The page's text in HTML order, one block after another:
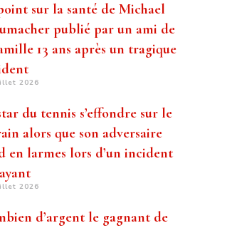
sur la santé de Michael
publié par un ami de
13 ans après un tragique
2026
du tennis s’effondre sur le
alors que son adversaire
en larmes lors d’un incident
2026
d’argent le gagnant de